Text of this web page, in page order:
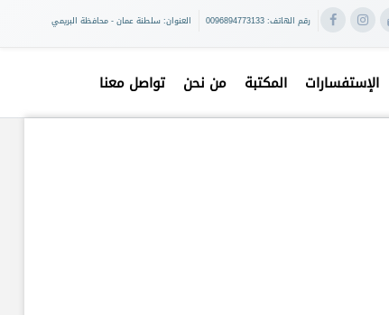
العنوان: سلطنة عمان - محافظة البريمي رقم الهاتف: 0096894773133
الإستفسارات المكتبة من نحن تواصل معنا